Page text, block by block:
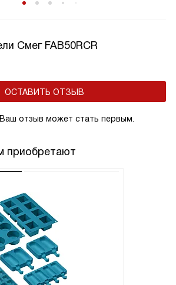
Смег FAB50RCR
ОСТАВИТЬ ОТЗЫВ
отзыв может стать первым.
приобретают